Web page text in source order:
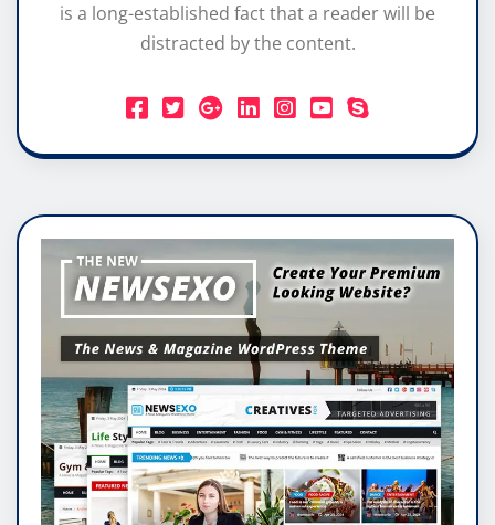
is a long-established fact that a reader will be
distracted by the content.